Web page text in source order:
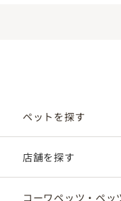
ペットを探す
店舗を探す
コーワペッツ・ペッ